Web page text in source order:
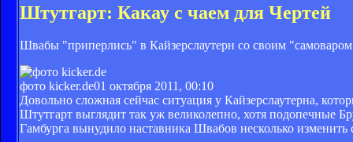
Штутгарт: Какау с чаем для Чертей
Швабы "приперлись" в Кайзерслаутерн со своим
фото kicker.de01 октября 2011, 00:10
Довольно сложная сейчас ситуация у Кайзерслаутерна,
Штутгарт выглядит так уж великолепно, хотя подопечные
Гамбурга вынудило наставника Швабов несколько